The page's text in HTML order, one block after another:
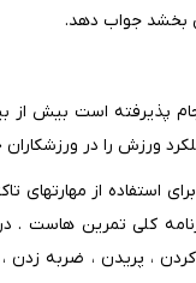
بخشد جواب دهد.
پذیرفته است بیش
ورزش را در
استفاده از مهارتهای
برنامه کلی تمرین
، پریدن ، ضربه